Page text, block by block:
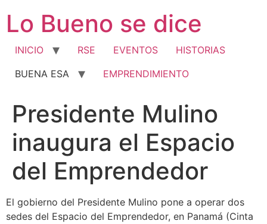
contenido
Lo Bueno se dice
INICIO RSE EVENTOS
HISTORIAS
BUENA ESA
EMPRENDIMIENTO
Presidente Mulino
inaugura el Espacio
del Emprendedor
El gobierno del Presidente Mulino pone a operar dos
sedes del Espacio del Emprendedor, en Panamá (Cinta